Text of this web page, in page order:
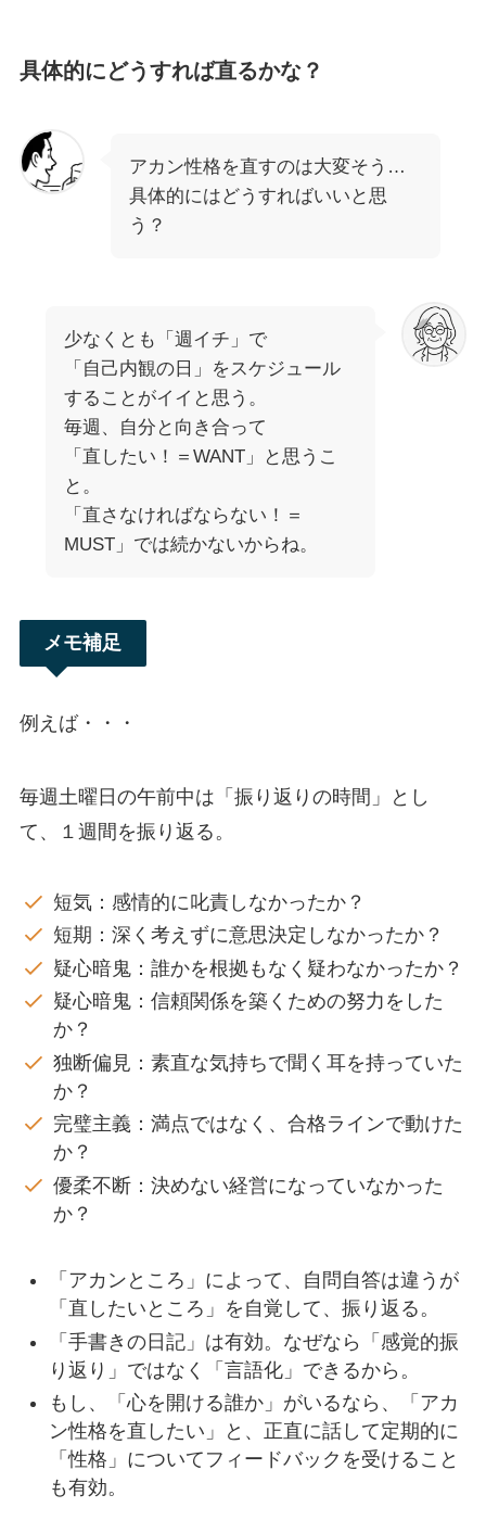
具体的にどうすれば直るかな？
アカン性格を直すのは大変そう…
具体的にはどうすればいいと思
う？
少なくとも「週イチ」で
「自己内観の日」をスケジュール
することがイイと思う。
毎週、自分と向き合って
「直したい！＝WANT」と思うこ
と。
「直さなければならない！＝
MUST」では続かないからね。
メモ補足
例えば・・・
毎週土曜日の午前中は「振り返りの時間」とし
て、１週間を振り返る。
短気：感情的に叱責しなかったか？
短期：深く考えずに意思決定しなかったか？
疑心暗鬼：誰かを根拠もなく疑わなかったか？
疑心暗鬼：信頼関係を築くための努力をした
か？
独断偏見：素直な気持ちで聞く耳を持っていた
か？
完璧主義：満点ではなく、合格ラインで動けた
か？
優柔不断：決めない経営になっていなかった
か？
「アカンところ」によって、自問自答は違うが
「直したいところ」を自覚して、振り返る。
「手書きの日記」は有効。なぜなら「感覚的振
り返り」ではなく「言語化」できるから。
もし、「心を開ける誰か」がいるなら、「アカ
ン性格を直したい」と、正直に話して定期的に
「性格」についてフィードバックを受けること
も有効。